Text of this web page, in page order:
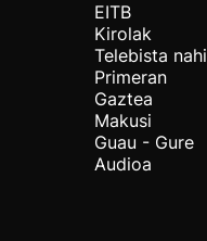
EITB
Kirolak
Telebista
Primeran
Gaztea
Makusi
Guau - Gure
Audioa